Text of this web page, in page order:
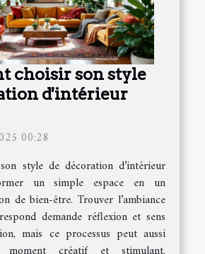
choisir son style
d'intérieur
00:28
style de décoration d’intérieur
un simple espace en un
de bien-être. Trouver l’ambiance
demande réflexion et sens
mais ce processus peut aussi